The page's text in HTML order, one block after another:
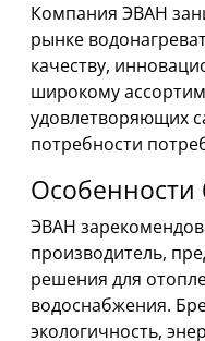
Компания ЭВАН
рынке
качеству,
широкому
удовлетворяющих
потребности
ЭВАН
производитель,
решения для
водоснабжения.
экологичность,